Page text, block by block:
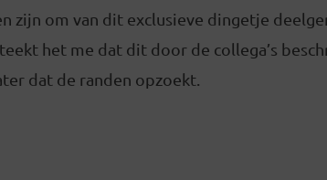
zijn om van dit exclusieve dingetje
het me dat dit door de collega’s
dat de randen opzoekt.